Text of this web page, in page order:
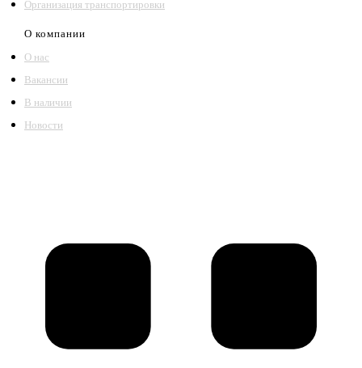
Организация транспортировки
О компании
О нас
Вакансии
В наличии
Новости